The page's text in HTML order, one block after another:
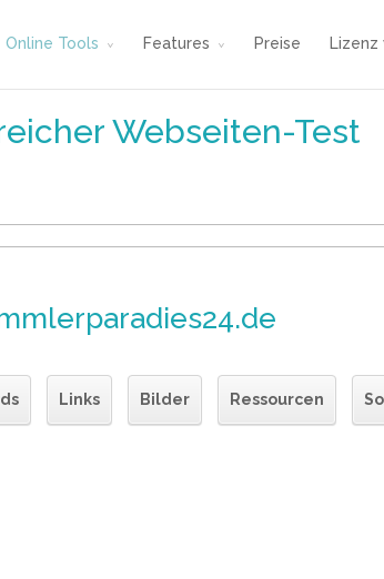
Online Tools Features Preise Lizenz
Webseiten-Test
Links Bilder Ressourcen